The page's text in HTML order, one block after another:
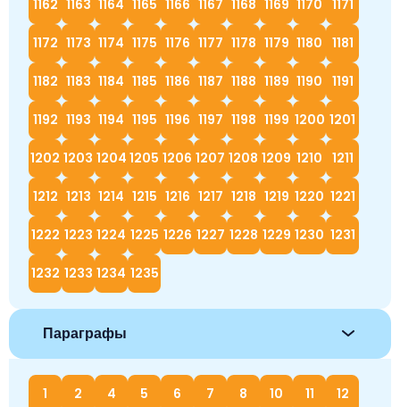
1162 1163 1164 1165 1166 1167 1168 1169 1170 1171
1172 1173 1174 1175 1176 1177 1178 1179 1180 1181
1182 1183 1184 1185 1186 1187 1188 1189 1190 1191
1192 1193 1194 1195 1196 1197 1198 1199 1200 1201
1202 1203 1204 1205 1206 1207 1208 1209 1210 1211
1212 1213 1214 1215 1216 1217 1218 1219 1220 1221
1222 1223 1224 1225 1226 1227 1228 1229 1230 1231
1232 1233 1234 1235
Параграфы
1 2 4 5 6 7 8 10 11 12